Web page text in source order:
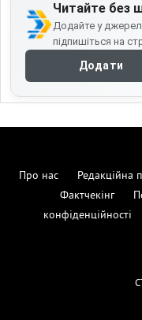
Читайте без
Додайте у
підпишіться на
Додати
Про нас Редакційна
Фактчекінг
конфіденційності